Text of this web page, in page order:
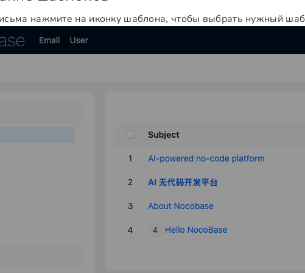
нажмите на иконку шаблона, чтобы выбрать нужный